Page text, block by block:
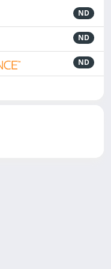
ND
ND
ND